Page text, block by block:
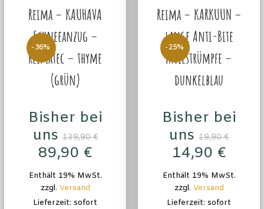
-36%
Reima – KAUHAVA
Schneeanzug –
Reimatec – thyme
(grün)
Bisher bei
uns 139,90€
89,90 €
Enthält 19% MwSt.
zzgl. Versand
Lieferzeit: sofort
-25%
Reima – KARKUUN –
lange Anti-Bite
Kniestrümpfe –
dunkelblau
Bisher bei
uns 19,90€
14,90 €
Enthält 19% MwSt.
zzgl. Versand
Lieferzeit: sofort